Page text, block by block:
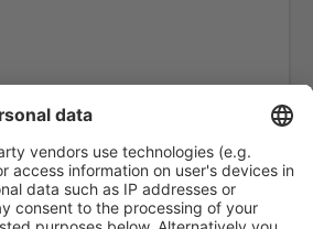
Lavacolla (SCQ)
(ILD)